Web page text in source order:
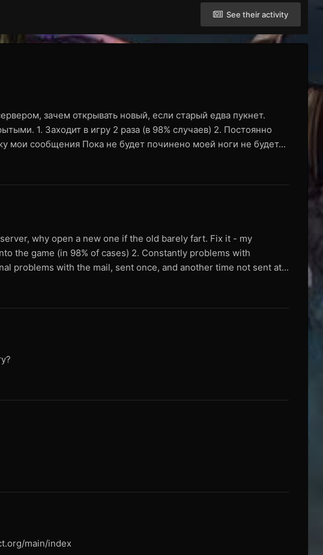
See their activity
зачем открывать новый, если старый едва пукнет.
1. Заходит в игру 2 раза (в 98% случаев) 2. Постоянно
мои сообщения Пока не будет починено моей ноги не будет...
why open a new one if the old barely fart. Fix it - my
the game (in 98% of cases) 2. Constantly problems with
problems with the mail, sent once, and another time not sent at...
main/index